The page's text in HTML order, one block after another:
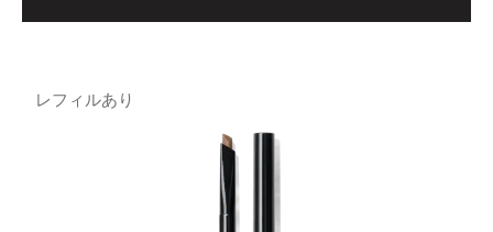
レフィルあり